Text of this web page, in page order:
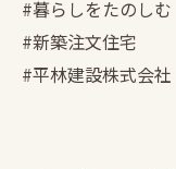
#暮らしをたのしむ
#新築注文住宅
#平林建設株式会社